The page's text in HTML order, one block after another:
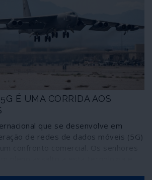
É UMA CORRIDA AOS
que se desenvolve em
de redes de dados móveis (5G)